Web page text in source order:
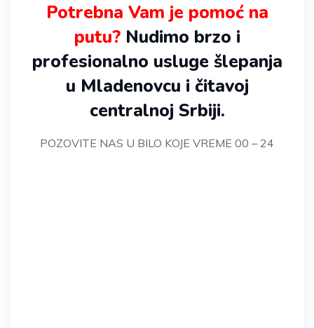
Potrebna Vam je pomoć na
putu?Nudimo brzo i
profesionalno usluge šlepanja
u Mladenovcu i čitavoj
centralnoj Srbiji.
POZOVITE NAS U BILO KOJE VREME 00 – 24